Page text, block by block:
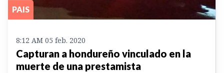
PAIS
8:12 AM 05 feb. 2020
Capturan a hondureño vinculado en la
muerte de una prestamista